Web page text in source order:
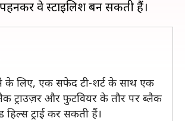
के लिए, एक सफेद टी-शर्ट के साथ एक
ट्राउज़र और फुटवियर के तौर पर ब्लैक
ट्राई कर सकती हैं।